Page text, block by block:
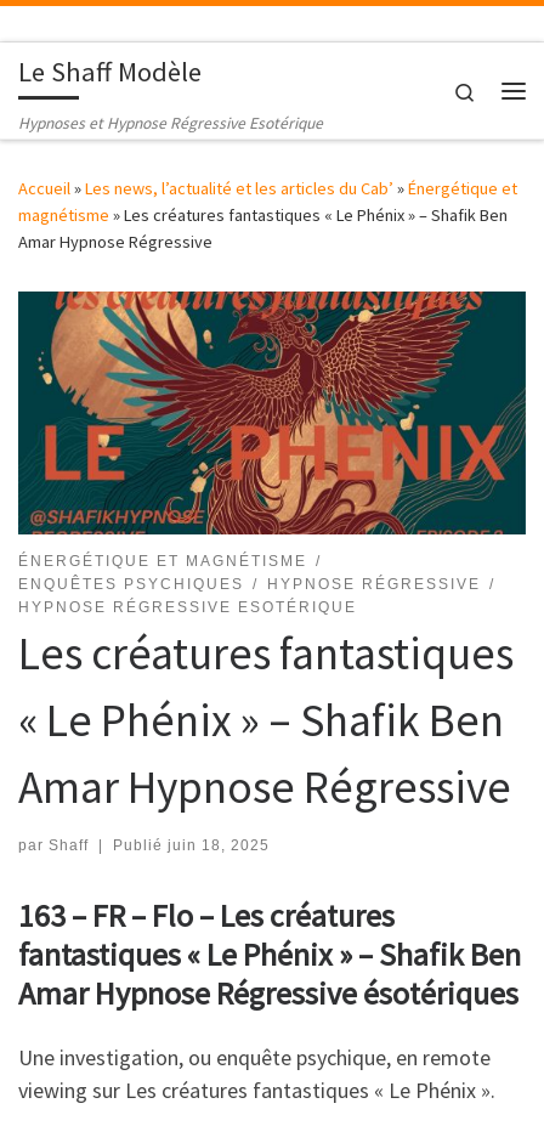
Le Shaff Modèle
Hypnoses et Hypnose Régressive Esotérique
Search
Accueil»Les news, l’actualité et les articles du Cab’ »Énergétique et
magnétisme »Les créatures fantastiques « Le Phénix » – Shafik Ben
Amar Hypnose Régressive
ÉNERGÉTIQUE ET MAGNÉTISME
ENQUÊTES PSYCHIQUES
HYPNOSE RÉGRESSIVE
HYPNOSE RÉGRESSIVE ESOTÉRIQUE
Les créatures fantastiques
« Le Phénix » – Shafik Ben
Amar Hypnose Régressive
par Shaff | Publié juin 18, 2025
163 – FR – Flo – Les créatures
fantastiques « Le Phénix » – Shafik Ben
Amar Hypnose Régressive ésotériques
Une investigation, ou enquête psychique, en remote
viewing sur Les créatures fantastiques « Le Phénix ».